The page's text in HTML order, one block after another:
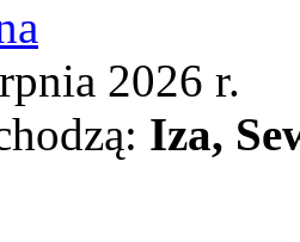
2026 r.
Iza,